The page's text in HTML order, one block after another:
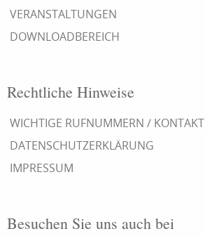
VERANSTALTUNGEN
DOWNLOADBEREICH
Rechtliche Hinweise
WICHTIGE RUFNUMMERN / KONTAKT
DATENSCHUTZERKLÄRUNG
IMPRESSUM
Besuchen Sie uns auch bei